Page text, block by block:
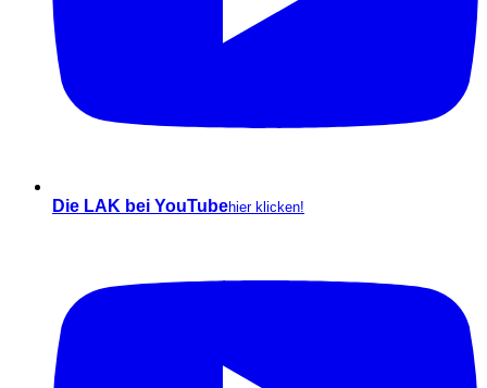
Die LAK bei YouTubehier klicken!